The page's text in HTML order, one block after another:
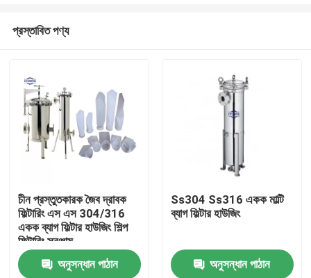
প্রস্তাবিত পণ্য
চীন প্রস্তুতকারক জৈব দ্রাবক
ফিল্টারিং এস এস 304/316
একক ব্যাগ ফিল্টার হাউজিং শিল্প
ফিল্টারিং সরঞ্জাম
অনুসন্ধান পাঠান
Ss304 Ss316 একক মাল্টি
ব্যাগ ফিল্টার হাউজিং
অনুসন্ধান পাঠান